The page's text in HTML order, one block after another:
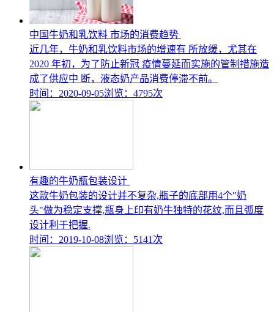
中国牛奶和乳饮料 市场的消费趋势
近几年，牛奶和乳饮料市场的增速有 所放缓，尤其在
2020 年初，为了防止新冠 疫情蔓延而实施的管制措施造
成了供应中 断，液态奶产品消费停滞不前。
时间：2020-09-05浏览：4795次
有趣的牛奶瓶包装设计
这款牛奶包装的设计并不复杂,瓶子的底部用4个"奶
头"做为稳定支撑,瓶身上印有奶牛独特的花纹,而且弧度
设计利于把握.
时间：2019-10-08浏览：5141次